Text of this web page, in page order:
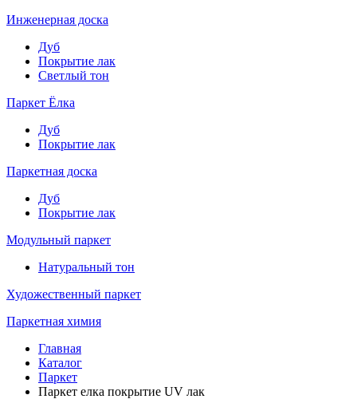
Инженерная доска
Дуб
Покрытие лак
Светлый тон
Паркет Ёлка
Дуб
Покрытие лак
Паркетная доска
Дуб
Покрытие лак
Модульный паркет
Натуральный тон
Художественный паркет
Паркетная химия
Главная
Каталог
Паркет
Паркет елка покрытие UV лак